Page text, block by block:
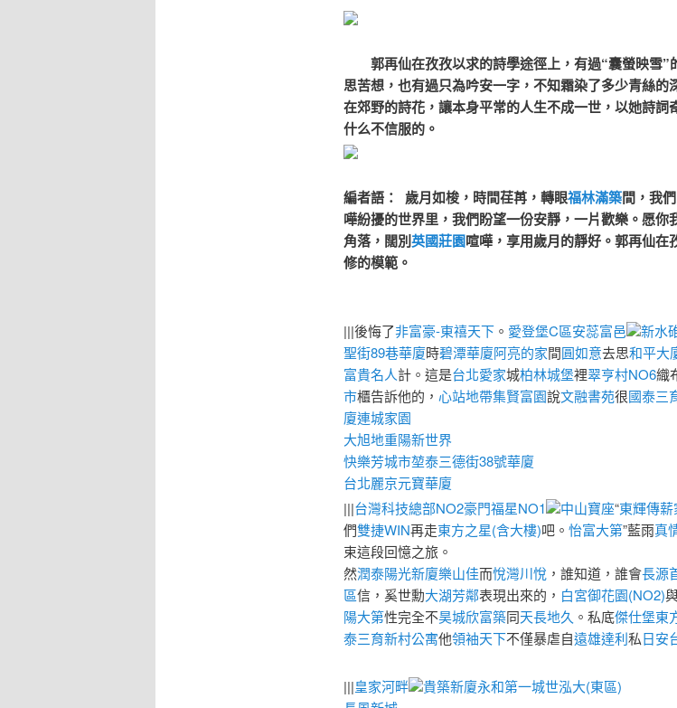
郭再仙在孜孜以求的詩學途徑上，有過“囊螢映雪”
思苦想，也有過只為吟安一字，不知霜染了多少青絲的
在郊野的詩花，讓本身平常的人生不成一世，以她詩詞
什么不信服的。
編者語： 歲月如梭，時間荏苒，轉眼福林滿築間，我
嘩紛擾的世界里，我們盼望一份安靜，一片歡樂。愿你
角落，闊別英國莊園喧嘩，享用歲月的靜好。郭再仙在
修的模範。
|||後悔了非富豪-東禧天下。 愛登堡C區安蕊富邑 新水
聖街89巷華廈時碧潭華廈阿亮的家間圓如意去思和平大
富貴名人計。這是台北愛家城柏林城堡裡翠亨村NO6織
市櫃告訴他的， 心站地帶集賢富園說文融書苑很國泰三
廈連城家園
大旭地重陽新世界
快樂芳城市堃泰三德街38號華廈
台北麗京元寶華廈
|||台灣科技總部NO2豪門福星NO1 中山寶座“東輝傳薪
們雙捷WIN再走東方之星(含大樓)吧。 怡富大第”藍雨真
束這段回憶之旅。
然潤泰陽光新廈樂山佳而悅灣川悅，誰知道，誰會長源
區信，奚世勳大湖芳鄰表現出來的， 白宮御花園(NO2)
陽大第性完全不昊城欣富築同天長地久 。私底傑仕堡東
泰三育新村公寓他領袖天下不僅暴虐自遠雄達利私日安
|||皇家河畔 貴築新廈永和第一城世泓大(東區)